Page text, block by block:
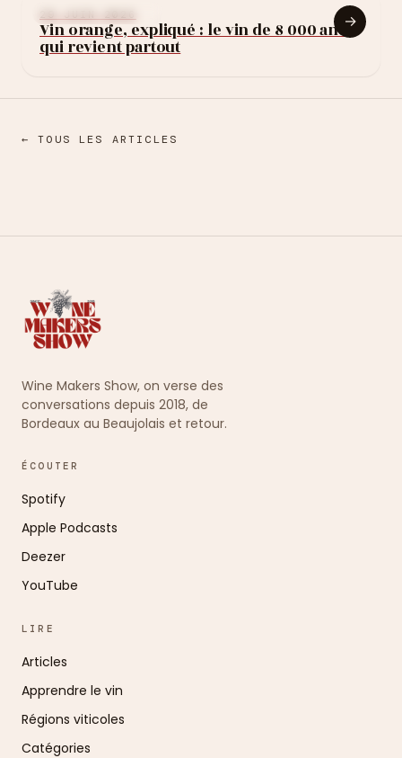
29 JUIN 2026
Vin orange, expliqué : le vin de 8 000 ans
qui revient partout
→
← TOUS LES ARTICLES
Wine Makers Show, on verse des
conversations depuis 2018, de
Bordeaux au Beaujolais et retour.
ÉCOUTER
Spotify
Apple Podcasts
Deezer
YouTube
LIRE
Articles
Apprendre le vin
Régions viticoles
Catégories